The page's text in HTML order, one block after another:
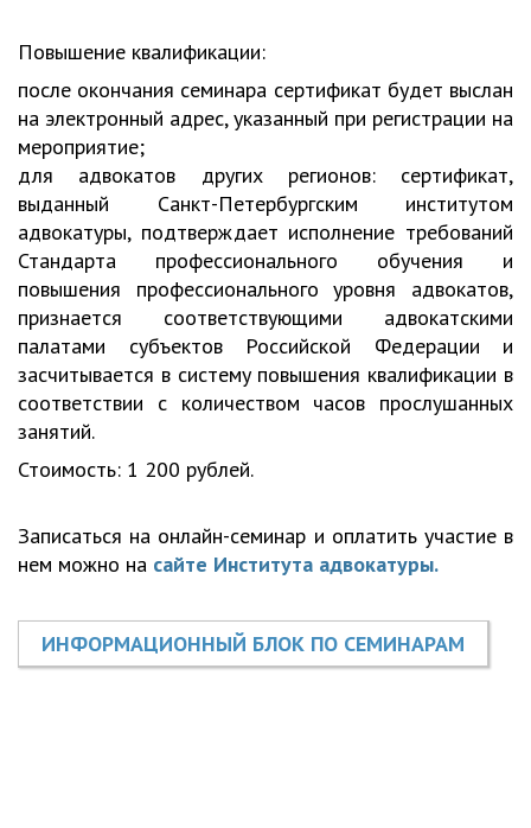
Повышение квалификации:
после окончания семинара сертификат будет выслан
на электронный адрес, указанный при регистрации на
мероприятие;
для адвокатов других регионов: сертификат,
выданный Санкт-Петербургским институтом
адвокатуры, подтверждает исполнение требований
Стандарта профессионального обучения и
повышения профессионального уровня адвокатов,
признается соответствующими адвокатскими
палатами субъектов Российской Федерации и
засчитывается в систему повышения квалификации в
соответствии с количеством часов прослушанных
занятий.
Стоимость: 1 200 рублей.
Записаться на онлайн-семинар и оплатить участие в
нем можно на сайте Института адвокатуры.
ИНФОРМАЦИОННЫЙ БЛОК ПО СЕМИНАРАМ